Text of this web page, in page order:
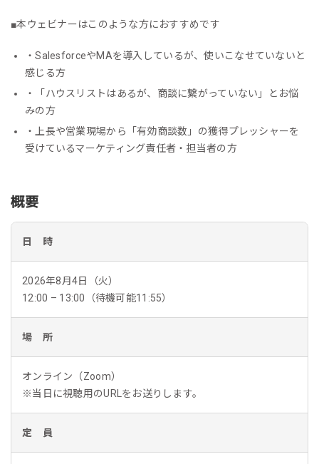
■本ウェビナーはこのような方におすすめです
・SalesforceやMAを導入しているが、使いこなせていないと
感じる方
・「ハウスリストはあるが、商談に繋がっていない」とお悩
みの方
・上長や営業現場から「有効商談数」の獲得プレッシャーを
受けているマーケティング責任者・担当者の方
概要
日 時
2026年8月4日（火）
12:00 – 13:00（待機可能11:55）
場 所
オンライン（Zoom）
※当日に視聴用のURLをお送りします。
定 員